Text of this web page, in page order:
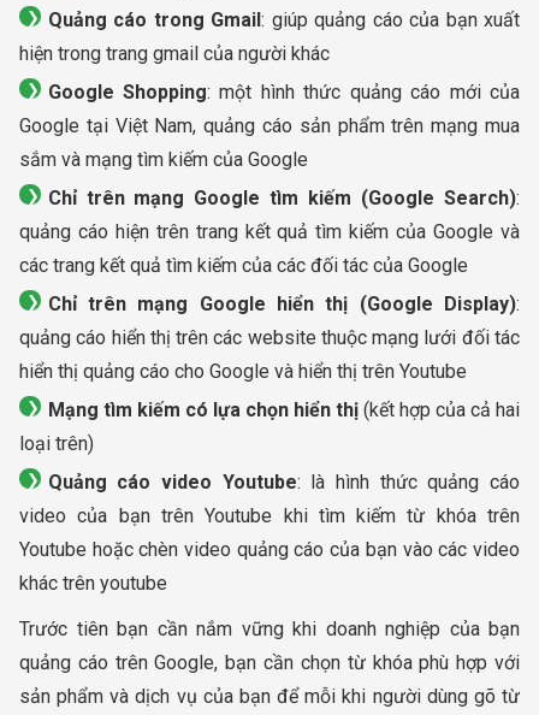
Quảng cáo trong Gmail: giúp quảng cáo của bạn xuất
hiện trong trang gmail của người khác
Google Shopping: một hình thức quảng cáo mới của
Google tại Việt Nam, quảng cáo sản phẩm trên mạng mua
sắm và mạng tìm kiếm của Google
Chỉ trên mạng Google tìm kiếm (Google Search):
quảng cáo hiện trên trang kết quả tìm kiếm của Google và
các trang kết quả tìm kiếm của các đối tác của Google
Chỉ trên mạng Google hiển thị (Google Display):
quảng cáo hiển thị trên các website thuộc mạng lưới đối tác
hiển thị quảng cáo cho Google và hiển thị trên Youtube
Mạng tìm kiếm có lựa chọn hiển thị(kết hợp của cả hai
loại trên)
Quảng cáo video Youtube: là hình thức quảng cáo
video của bạn trên Youtube khi tìm kiếm từ khóa trên
Youtube hoặc chèn video quảng cáo của bạn vào các video
khác trên youtube
Trước tiên bạn cần nắm vững khi doanh nghiệp của bạn
quảng cáo trên Google, bạn cần chọn từ khóa phù hợp với
sản phẩm và dịch vụ của bạn để mỗi khi người dùng gõ từ